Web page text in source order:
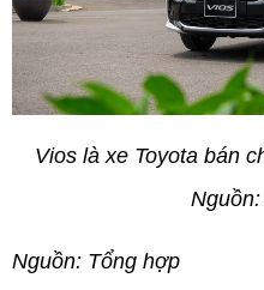
Vios là xe Toyota bán
Nguồn: Tổng hợp